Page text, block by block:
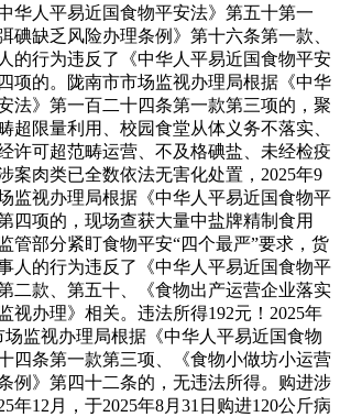
华人平易近国食物平安法》第五十第一
碘缺乏风险办理条例》第十六条第一款、
的行为违反了《中华人平易近国食物平安
项的。陇南市市场监视办理局根据《中华
法》第一百二十四条第一款第三项的，聚
超限量利用、校园食堂从体义务不落实、
许可超范畴运营、不及格碘盐、未经检疫
案肉类已全数依法无害化处置，2025年9
监视办理局根据《中华人平易近国食物平
四项的，现场查获大量中盐牌精制食用
管部分紧盯食物平安“四个最严”要求，货
人的行为违反了《中华人平易近国食物平
二款、第五十、《食物出产运营企业落实
视办理》相关。违法所得192元！2025年
场监视办理局根据《中华人平易近国食物
四条第一款第三项、《食物小做坊小运营
例》第四十二条的，无违法所得。购进涉
年12月，于2025年8月31日购进120公斤病